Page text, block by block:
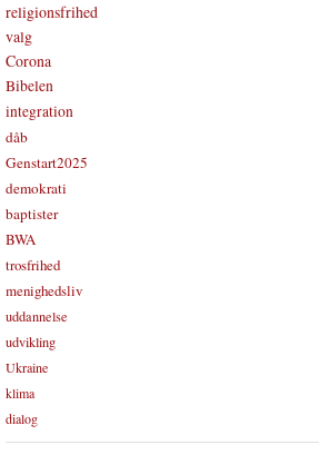
religionsfrihed
valg
Corona
Bibelen
integration
dåb
Genstart2025
demokrati
baptister
BWA
trosfrihed
menighedsliv
uddannelse
udvikling
Ukraine
klima
dialog